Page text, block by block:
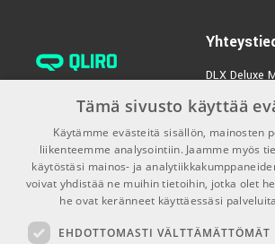
DLX Deluxe
Puh: 0207
13-17)
Puh: 0207
00580
Tämä sivusto käyttää
Käytämme evästeitä sisällön, mainosten
liikenteemme analysointiin. Jaamme myös
käytöstäsi mainos- ja
voivat yhdistää ne muihin tietoihin, jotka olet
he ovat keränneet käyttäessäsi
EHDOTTOMASTI VÄLTTÄMÄTTÖMÄT